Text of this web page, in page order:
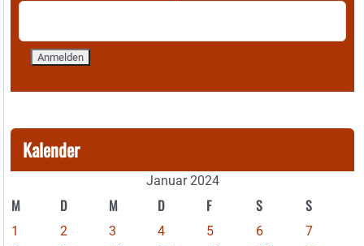
Kalender
Januar 2024
M D M D F S S
1 2 3 4 5 6
7